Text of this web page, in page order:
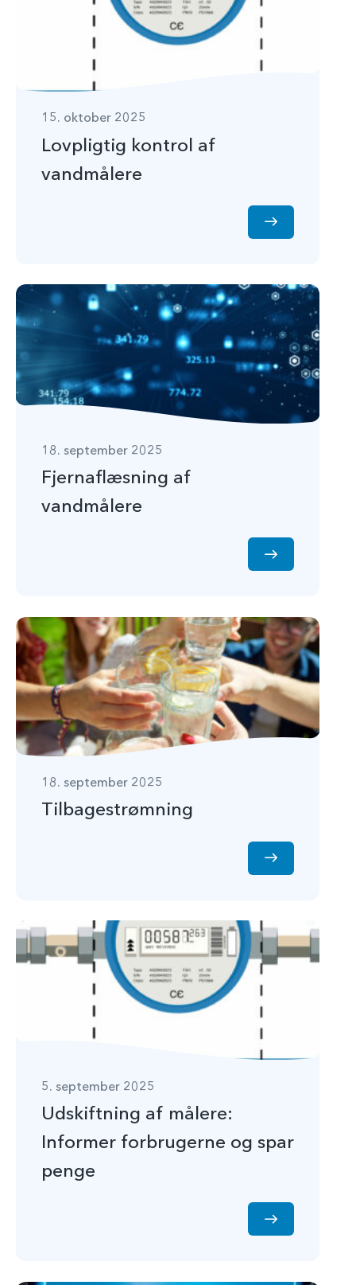
15. oktober 2025
Lovpligtig kontrol af
vandmålere
18. september 2025
Fjernaflæsning af
vandmålere
18. september 2025
Tilbagestrømning
5. september 2025
Udskiftning af målere:
Informer forbrugerne og spar
penge